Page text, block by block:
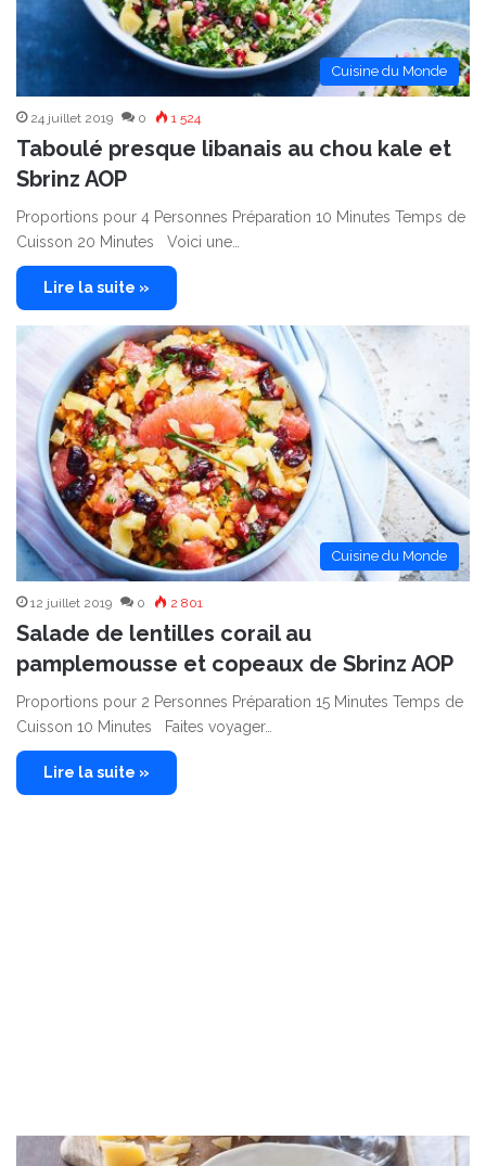
Cuisine du Monde
24 juillet 2019 0 1 524
Taboulé presque libanais au chou kale et
Sbrinz AOP
Proportions pour 4 Personnes Préparation 10 Minutes Temps de
Cuisson 20 Minutes Voici une…
Lire la suite »
Cuisine du Monde
12 juillet 2019 0 2 801
Salade de lentilles corail au
pamplemousse et copeaux de Sbrinz AOP
Proportions pour 2 Personnes Préparation 15 Minutes Temps de
Cuisson 10 Minutes Faites voyager…
Lire la suite »